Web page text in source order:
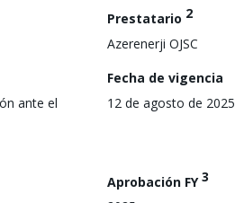
Prestatario 2
Azerenerji OJSC
ante el
Fecha de vigencia
12 de agosto de 2025
Aprobación FY3